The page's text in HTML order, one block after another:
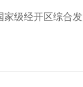
级经开区综合